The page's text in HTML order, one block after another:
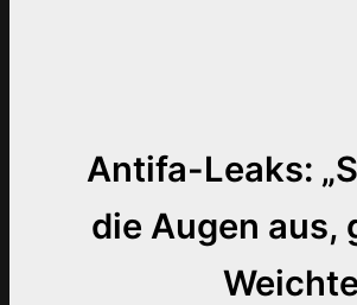
Antifa-Leaks:
die Augen aus,